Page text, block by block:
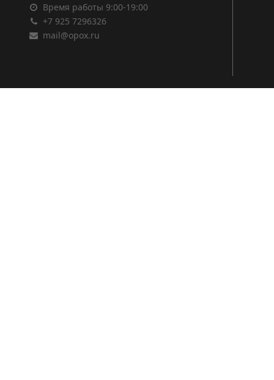
Время работы 9:00-19:00
+7 925 7296326
mail@opox.ru